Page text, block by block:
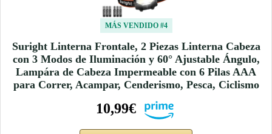
MÁS VENDIDO #4
Suright Linterna Frontale, 2 Piezas Linterna Cabeza
con 3 Modos de Iluminación y 60° Ajustable Ángulo,
Lampára de Cabeza Impermeable con 6 Pilas AAA
para Correr, Acampar, Cenderismo, Pesca, Ciclismo
10,99€